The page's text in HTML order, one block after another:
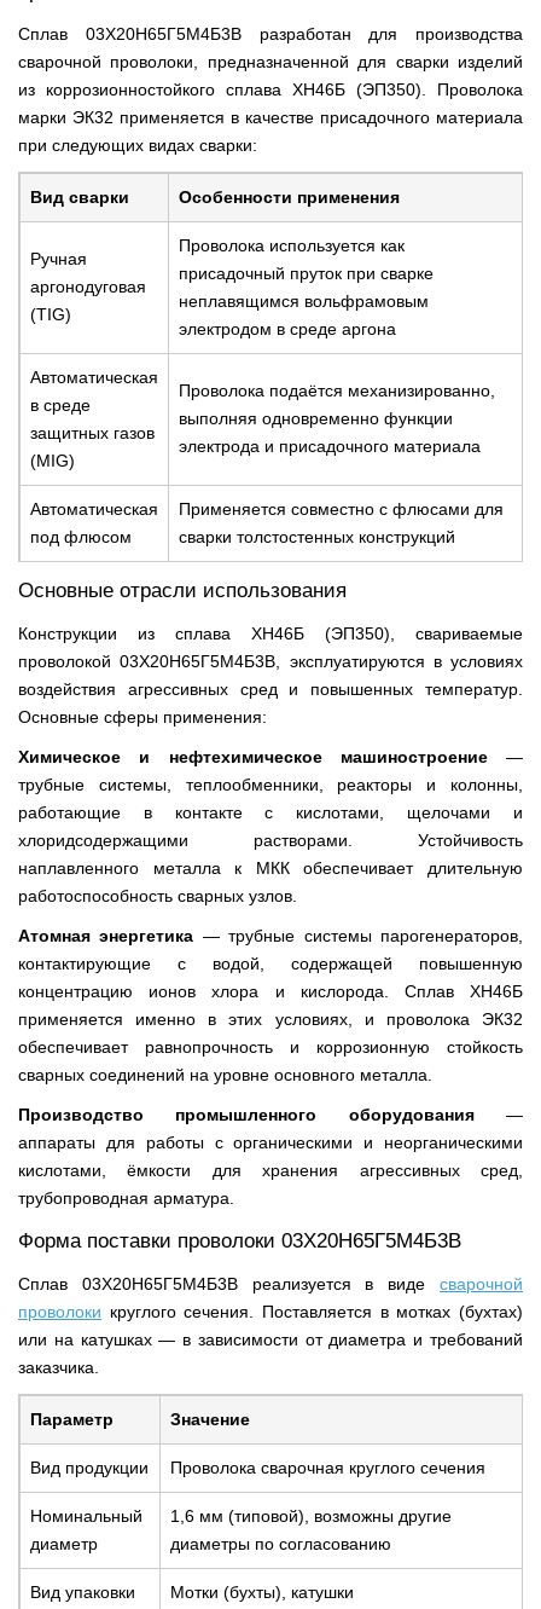
Сплав 03Х20Н65Г5М4Б3В разработан для производства
сварочной проволоки, предназначенной для сварки изделий
из коррозионностойкого сплава ХН46Б (ЭП350). Проволока
марки ЭК32 применяется в качестве присадочного материала
при следующих видах сварки:
Вид сварки Особенности применения
Ручная
аргонодуговая
(TIG)
Проволока используется как
присадочный пруток при сварке
неплавящимся вольфрамовым
электродом в среде аргона
Автоматическая
в среде
защитных газов
(MIG)
Проволока подаётся механизированно,
выполняя одновременно функции
электрода и присадочного материала
Автоматическая
под флюсом
Применяется совместно с флюсами для
сварки толстостенных конструкций
Основные отрасли использования
Конструкции из сплава ХН46Б (ЭП350), свариваемые
проволокой 03Х20Н65Г5М4Б3В, эксплуатируются в условиях
воздействия агрессивных сред и повышенных температур.
Основные сферы применения:
Химическое и нефтехимическое машиностроение—
трубные системы, теплообменники, реакторы и колонны,
работающие в контакте с кислотами, щелочами и
хлоридсодержащими растворами. Устойчивость
наплавленного металла к МКК обеспечивает длительную
работоспособность сварных узлов.
Атомная энергетика — трубные системы парогенераторов,
контактирующие с водой, содержащей повышенную
концентрацию ионов хлора и кислорода. Сплав ХН46Б
применяется именно в этих условиях, и проволока ЭК32
обеспечивает равнопрочность и коррозионную стойкость
сварных соединений на уровне основного металла.
Производство промышленного оборудования—
аппараты для работы с органическими и неорганическими
кислотами, ёмкости для хранения агрессивных сред,
трубопроводная арматура.
Форма поставки проволоки 03Х20Н65Г5М4Б3В
Сплав 03Х20Н65Г5М4Б3В реализуется в виде сварочной
проволоки круглого сечения. Поставляется в мотках (бухтах)
или на катушках — в зависимости от диаметра и требований
заказчика.
Параметр Значение
Вид продукции Проволока сварочная круглого сечения
Номинальный
диаметр
1,6 мм (типовой), возможны другие
диаметры по согласованию
Вид упаковки Мотки (бухты), катушки